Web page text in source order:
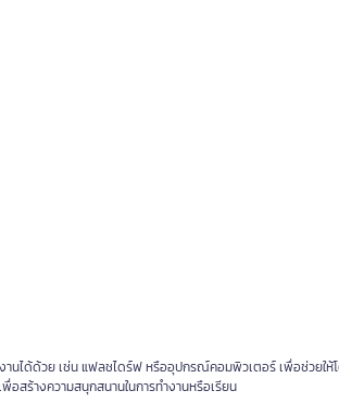
านได้ด้วย เช่น แฟลชไดร์ฟ หรืออุปกรณ์คอมพิวเตอร์ เพื่อช่วยให้
สร้างความสนุกสนานในการทำงานหรือเรียน